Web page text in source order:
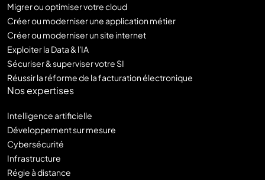
Migrer ou optimiser votre cloud
Créer ou moderniser une application métier
Créer ou moderniser un site internet
Exploiter la Data & l'IA
Sécuriser & superviser votre SI
Réussir la réforme de la facturation électronique
Nos expertises
Intelligence artificielle
Développement sur mesure
Cybersécurité
Infrastructure
Régie à distance